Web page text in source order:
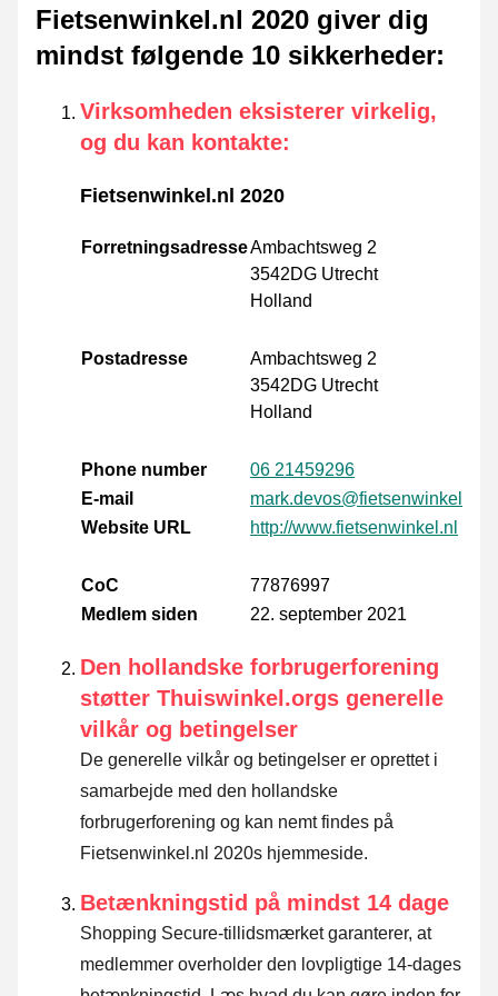
Fietsenwinkel.nl 2020 giver dig
mindst følgende 10 sikkerheder:
Virksomheden eksisterer virkelig,
og du kan kontakte:
Fietsenwinkel.nl 2020
ForretningsadresseAmbachtsweg 2
3542DG Utrecht
Holland
Postadresse
Ambachtsweg 2
3542DG Utrecht
Holland
Phone number
06 21459296
E-mail
mark.devos@fietsenwinkel.nl
Website URL
http://www.fietsenwinkel.nl
CoC
77876997
Medlem siden
22. september 2021
Den hollandske forbrugerforening
støtter Thuiswinkel.orgs generelle
vilkår og betingelser
De generelle vilkår og betingelser er oprettet i
samarbejde med den hollandske
forbrugerforening og kan nemt findes på
Fietsenwinkel.nl 2020s hjemmeside.
Betænkningstid på mindst 14 dage
Shopping Secure-tillidsmærket garanterer, at
medlemmer overholder den lovpligtige 14-dages